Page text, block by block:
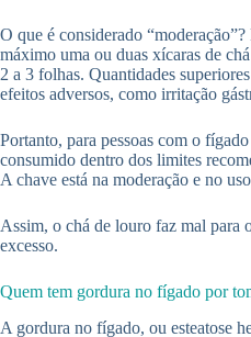
O que é considerado
máximo uma ou duas xícaras de
2 a 3 folhas. Quantidades
efeitos adversos, como irritação
Portanto, para pessoas com o
consumido dentro dos limites
A chave está na moderação e no
Assim, o chá de louro faz mal para
excesso.
Quem tem gordura no fígado por
A gordura no fígado, ou esteatose